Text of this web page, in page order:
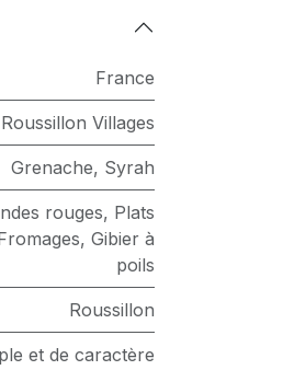
France
Villages
Grenache, Syrah
rouges, Plats
, Gibier à
poils
Roussillon
et de caractère